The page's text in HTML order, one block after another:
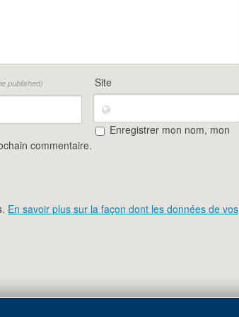
published) Site
Enregistrer mon nom, mon
commentaire.
En savoir plus sur la façon dont les données de vos